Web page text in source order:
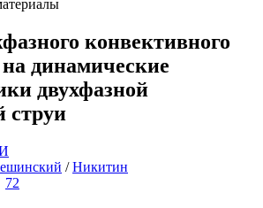
конвективного
динамические
двухфазной
струи
/Никитин
72